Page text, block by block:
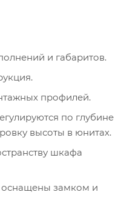
и габаритов.
профилей.
по глубине
высоты в юнитах.
шкафа
оснащены замком и